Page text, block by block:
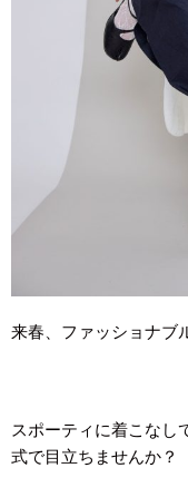
来春、ファッショナブ
スポーティに着こなし
式で目立ちませんか？